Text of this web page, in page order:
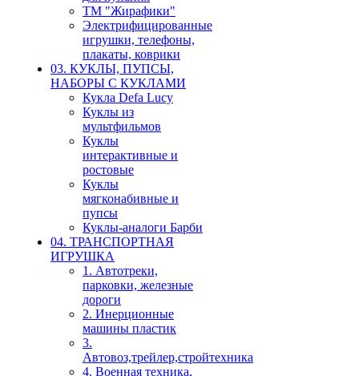
ТМ "Жирафики"
Электрифицированные
игрушки, телефоны,
плакаты, коврики
03. КУКЛЫ, ПУПСЫ,
НАБОРЫ С КУКЛАМИ
Кукла Defa Lucy
Куклы из
мультфильмов
Куклы
интерактивные и
ростовые
Куклы
мягконабивные и
пупсы
Куклы-аналоги Барби
04. ТРАНСПОРТНАЯ
ИГРУШКА
1. Автотреки,
парковки, железные
дороги
2. Инерционные
машины пластик
3.
Автовоз,трейлер,стройтехника
4. Военная техника,